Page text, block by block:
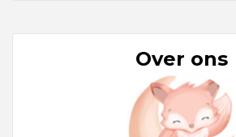
Over ons